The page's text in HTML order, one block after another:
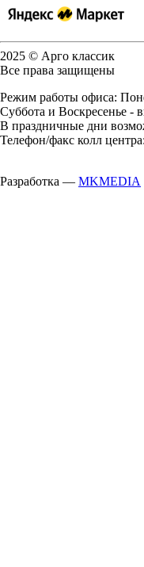
2025 © Арго классик
Все права защищены
Режим работы офиса:
Суббота и Воскресенье -
В праздничные дни
Телефон/факс колл
Разработка — MKMEDIA